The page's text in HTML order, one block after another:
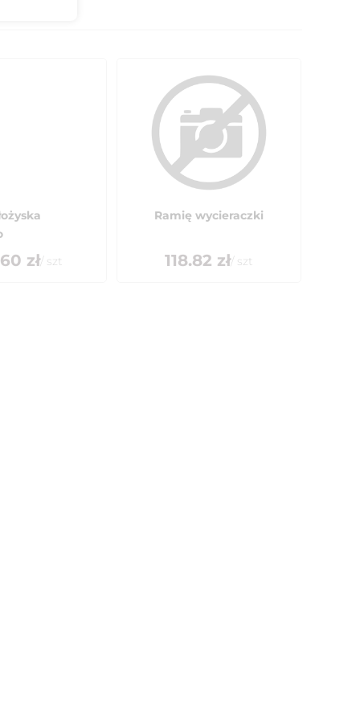
zł/ szt
Ramię wycieraczki
118.82 zł/ szt